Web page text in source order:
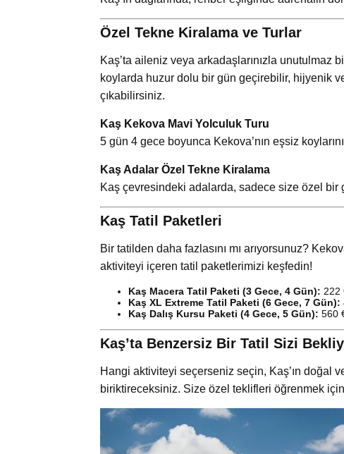
Özel Tekne Kiralama ve Turlar
Kaş’ta aileniz veya arkadaşlarınızla unutulmaz
koylarda huzur dolu bir gün geçirebilir, hijyenik
çıkabilirsiniz.
Kaş Kekova Mavi Yolculuk Turu
5 gün 4 gece boyunca Kekova’nın eşsiz
Kaş Adalar Özel Tekne Kiralama
Kaş çevresindeki adalarda, sadece size özel bir
Kaş Tatil Paketleri
Bir tatilden daha fazlasını mı arıyorsunuz?
aktiviteyi içeren tatil paketlerimizi keşfedin!
Kaş Macera Tatil Paketi (3 Gece, 4 Gün): 222
Kaş XL Extreme Tatil Paketi (6 Gece, 7 Gün):
Kaş Dalış Kursu Paketi (4 Gece, 5 Gün): 560
Kaş’ta Benzersiz Bir Tatil Sizi
Hangi aktiviteyi seçerseniz seçin, Kaş’ın doğal
biriktireceksiniz. Size özel teklifleri öğrenmek